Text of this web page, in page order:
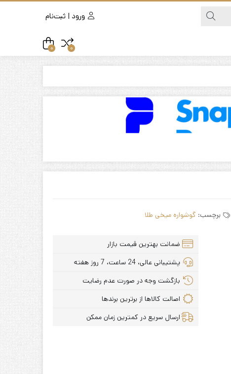
0
0
برچسب: گوشواره میخی طلا
ضمانت بهترین قیمت بازار
پشتیبانی عالی، 24 ساعت، 7 روز هفته
بازگشت وجه در صورت عدم رضایت
اصالت کالاها از برترین برندها
ارسال سریع در کمترین زمان ممکن